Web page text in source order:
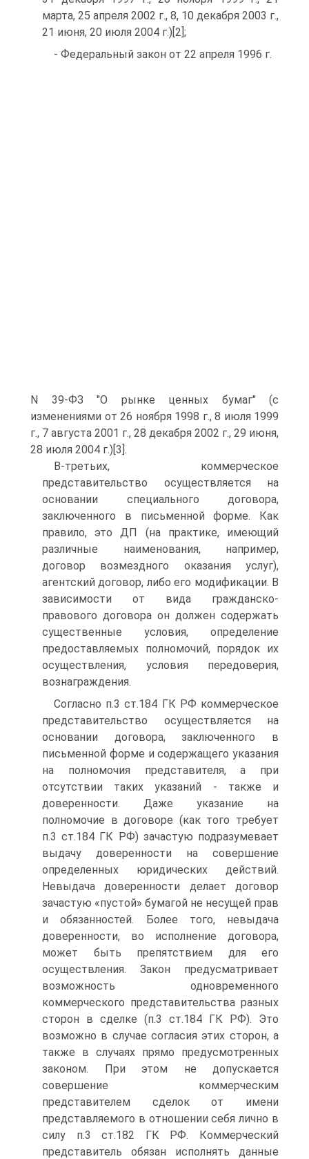
марта, 25 апреля 2002 г., 8, 10 декабря 2003 г.,
21 июня, 20 июля 2004 г.)[2];
- Федеральный закон от 22 апреля 1996 г.
N 39-ФЗ "О рынке ценных бумаг" (с
изменениями от 26 ноября 1998 г., 8 июля 1999
г., 7 августа 2001 г., 28 декабря 2002 г., 29 июня,
28 июля 2004 г.)[3].
В-третьих, коммерческое
представительство осуществляется на
основании специального договора,
заключенного в письменной форме. Как
правило, это ДП (на практике, имеющий
различные наименования, например,
договор возмездного оказания услуг),
агентский договор, либо его модификации. В
зависимости от вида гражданско-
правового договора он должен содержать
существенные условия, определение
предоставляемых полномочий, порядок их
осуществления, условия передоверия,
вознаграждения.
Согласно п.3 ст.184 ГК РФ коммерческое
представительство осуществляется на
основании договора, заключенного в
письменной форме и содержащего указания
на полномочия представителя, а при
отсутствии таких указаний - также и
доверенности. Даже указание на
полномочие в договоре (как того требует
п.3 ст.184 ГК РФ) зачастую подразумевает
выдачу доверенности на совершение
определенных юридических действий.
Невыдача доверенности делает договор
зачастую «пустой» бумагой не несущей прав
и обязанностей. Более того, невыдача
доверенности, во исполнение договора,
может быть препятствием для его
осуществления. Закон предусматривает
возможность одновременного
коммерческого представительства разных
сторон в сделке (п.3 ст.184 ГК РФ). Это
возможно в случае согласия этих сторон, а
также в случаях прямо предусмотренных
законом. При этом не допускается
совершение коммерческим
представителем сделок от имени
представляемого в отношении себя лично в
силу п.3 ст.182 ГК РФ. Коммерческий
представитель обязан исполнять данные